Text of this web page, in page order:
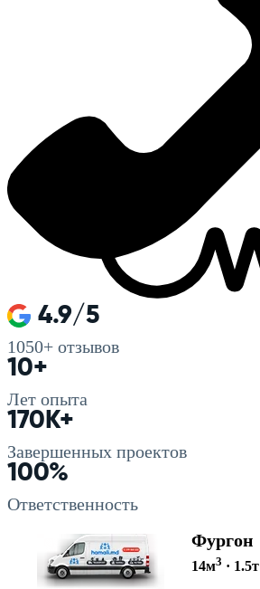
4.9/5
1050+ отзывов
10+
Лет опыта
170K+
Завершенных проектов
100%
Ответственность
Фургон
14м3 · 1.5т